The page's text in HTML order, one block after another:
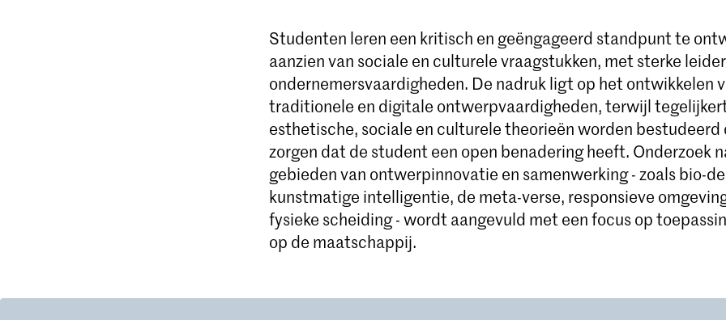
Studenten leren een kritisch en geëngageerd standpunt te
aanzien van sociale en culturele vraagstukken, met sterke
ondernemersvaardigheden. De nadruk ligt op het ontwikkelen
traditionele en digitale ontwerpvaardigheden, terwijl
esthetische, sociale en culturele theorieën worden bestudeerd
zorgen dat de student een open benadering heeft. Onderzoek
gebieden van ontwerpinnovatie en samenwerking - zoals bio-
kunstmatige intelligentie, de meta-verse, responsieve
fysieke scheiding - wordt aangevuld met een focus op
op de maatschappij.